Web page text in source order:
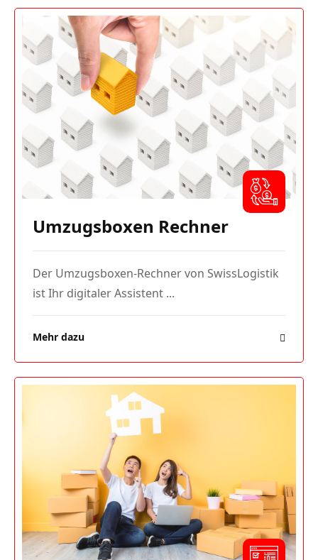
Umzugsboxen Rechner
Der Umzugsboxen-Rechner von SwissLogistik
ist Ihr digitaler Assistent ...
Mehr dazu